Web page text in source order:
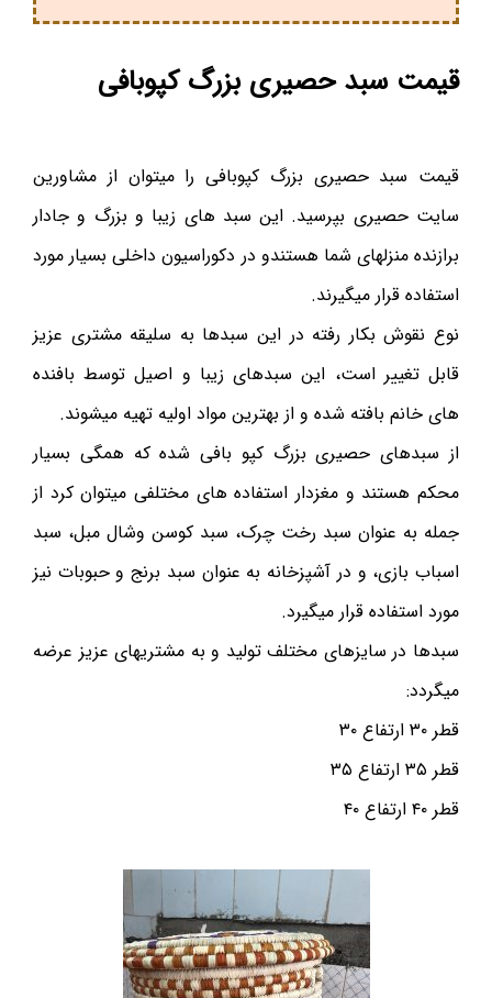
قیمت سبد حصیری بزرگ کپوبافی
قیمت سبد حصیری بزرگ کپوبافی را میتوان از مشاورین
سایت حصیری بپرسید. این سبد های زیبا و بزرگ و جادار
برازنده منزلهای شما هستندو در دکوراسیون داخلی بسیار مورد
استفاده قرار میگیرند.
نوع نقوش بکار رفته در این سبدها به سلیقه مشتری عزیز
قابل تغییر است، این سبدهای زیبا و اصیل توسط بافنده
های خانم بافته شده و از بهترین مواد اولیه تهیه میشوند.
از سبدهای حصیری بزرگ کپو بافی شده که همگی بسیار
محکم هستند و مغزدار استفاده های مختلفی میتوان کرد از
جمله به عنوان سبد رخت چرک، سبد کوسن وشال مبل، سبد
اسباب بازی، و در آشپزخانه به عنوان سبد برنج و حبوبات نیز
مورد استفاده قرار میگیرد.
سبدها در سایزهای مختلف تولید و به مشتریهای عزیز عرضه
میگردد:
قطر ۳۰ ارتفاع ۳۰
قطر ۳۵ ارتفاع ۳۵
قطر ۴۰ ارتفاع ۴۰